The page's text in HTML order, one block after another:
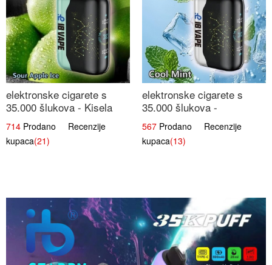
elektronske cigarete s
35.000 šlukova - Kisela
Jabuka Led | Osježavajući
Kiselo-Slatki Okus
714 Prodano Recenzije
kupaca(21)
elektronske cigarete s
35.000 šlukova -
Osježavajući Mentol |
Čista i Svježa Okus
567 Prodano Recenzije
kupaca(13)